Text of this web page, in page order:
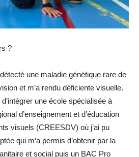
?
une maladie génétique rare de
et m’a rendu déficiente visuelle.
une école spécialisée à
d’enseignement et d’éducation
visuels (CREESDV) où j’ai pu
qui m’a permis d’obtenir par la
et social puis un BAC Pro